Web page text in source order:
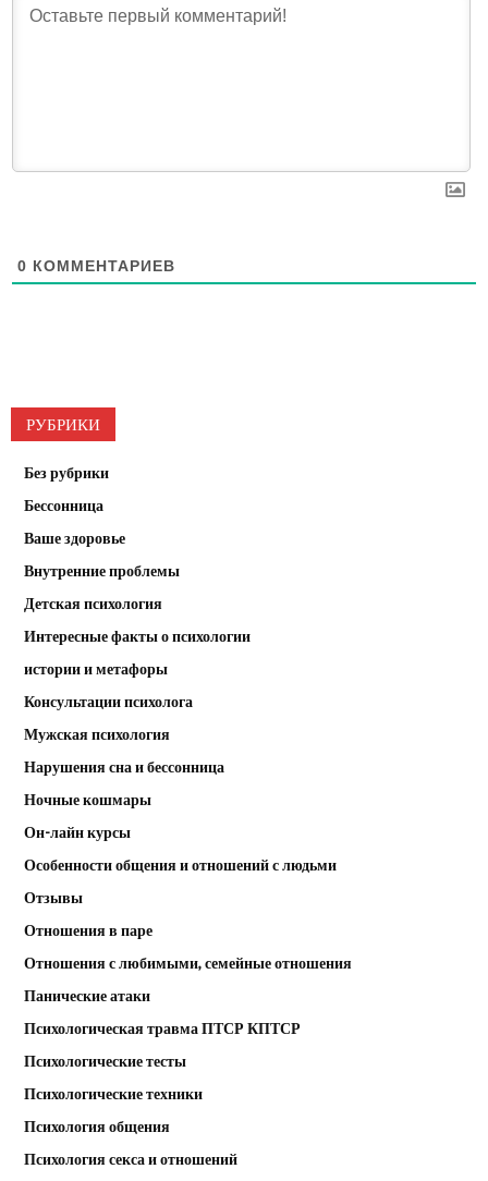
0 КОММЕНТАРИЕВ
РУБРИКИ
Без рубрики
Бессонница
Ваше здоровье
Внутренние проблемы
Детская психология
Интересные факты о психологии
истории и метафоры
Консультации психолога
Мужская психология
Нарушения сна и бессонница
Ночные кошмары
Он-лайн курсы
Особенности общения и отношений с людьми
Отзывы
Отношения в паре
Отношения с любимыми, семейные отношения
Панические атаки
Психологическая травма ПТСР КПТСР
Психологические тесты
Психологические техники
Психология общения
Психология секса и отношений